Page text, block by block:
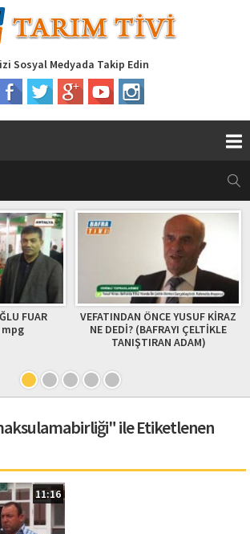
Sosyal Medyada Takip Edin
ÖNCE YUSUF KİRAZ
(BAFRAYI ÇELTİKLE
Sinop Tarım
Traktör Karadeniz
Şükrü Büyüker
ile Etiketlenen
11:16